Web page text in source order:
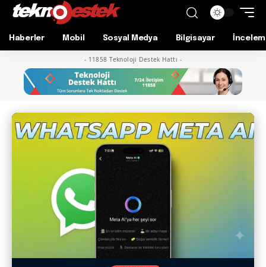
Haberler Mobil Sosyal Medya Bilgisayar
- 11858 Teknoloji Destek Hattı -